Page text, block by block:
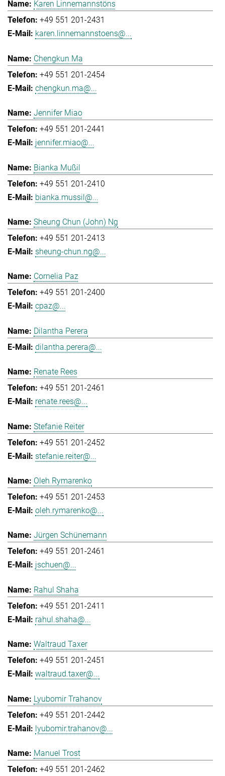
Karen Linnemannstöns
+49 551 201-2431
karen.linnemannstoens@...
Chengkun Ma
+49 551 201-2454
chengkun.ma@...
Jennifer Miao
+49 551 201-2441
jennifer.miao@...
Bianka Mußil
+49 551 201-2410
bianka.mussil@...
Sheung Chun (John) Ng
+49 551 201-2413
sheung-chun.ng@...
Cornelia Paz
+49 551 201-2400
cpaz@...
Dilantha Perera
dilantha.perera@...
Renate Rees
+49 551 201-2461
renate.rees@...
Stefanie Reiter
+49 551 201-2452
stefanie.reiter@...
Oleh Rymarenko
+49 551 201-2453
oleh.rymarenko@...
Jürgen Schünemann
+49 551 201-2461
jschuen@...
Rahul Shaha
+49 551 201-2411
rahul.shaha@...
Waltraud Taxer
+49 551 201-2451
waltraud.taxer@...
Lyubomir Trahanov
+49 551 201-2442
lyubomir.trahanov@...
Manuel Trost
+49 551 201-2462